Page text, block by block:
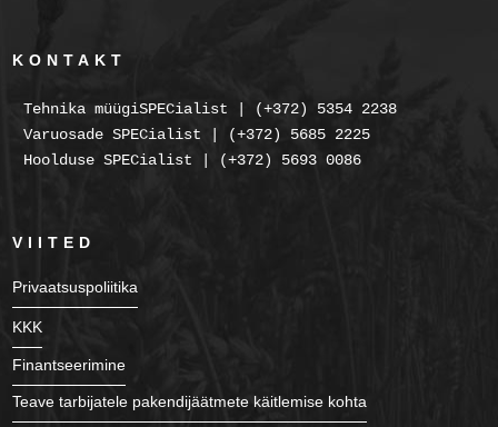
KONTAKT
Tehnika müügiSPECialist | (+372) 5354 2238
Varuosade SPECialist | (+372) 5685 2225
Hoolduse SPECialist | (+372) 5693 0086
VIITED
Privaatsuspoliitika
KKK
Finantseerimine
Teave tarbijatele pakendijäätmete käitlemise kohta